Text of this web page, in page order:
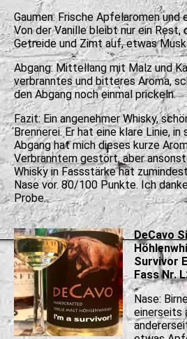
Gaumen: Frische Apfelaromen und
Von der Vanille bleibt nur ein
Getreide und Zimt auf, etwas
Abgang: Mittellang mit Malz und
verbranntes und bitteres Aroma,
den Abgang noch einmal prickeln.
Fazit: Ein angenehmer Whisky,
Brennerei. Er hat eine klare Linie,
Abgang hat mich dieses kurze
Verbranntem gestört, aber
Whisky in Fassstärke hat
Nase vor. 80/100 Punkte. Ich
Probe.
DeCavo
Survivor
Fass Nr.
Nase:
einerseits